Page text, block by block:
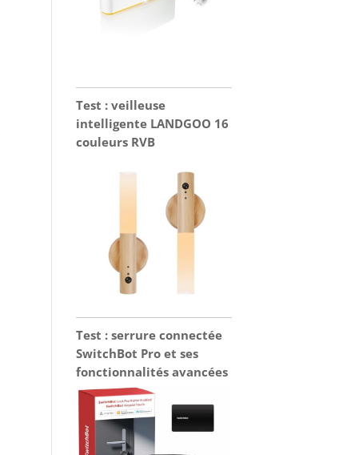
Test : veilleuse
intelligente LANDGOO 16
couleurs RVB
Test : serrure connectée
SwitchBot Pro et ses
fonctionnalités avancées